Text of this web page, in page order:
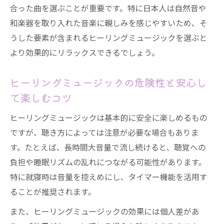
合った曲を選ぶことが重要です。特に日本人は自然音や
和楽器を取り入れた音楽に親しみを感じやすいため、そ
うした要素が含まれるヒーリングミュージックを選ぶと
より効果的にリラックスできるでしょう。
ヒーリングミュージックの危険性と安心し
て楽しむコツ
ヒーリングミュージックは基本的に安全に楽しめるもの
ですが、聴き方によっては注意が必要な場合もありま
す。たとえば、長時間大音量で流し続けると、聴覚への
負担や睡眠リズムの乱れにつながる可能性があります。
特に就寝時は音量を控えめにし、タイマー機能を活用す
ることが推奨されます。
また、ヒーリングミュージックの効果には個人差があ